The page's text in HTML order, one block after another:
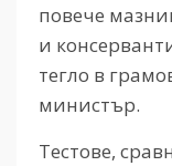
повече
и
тегло в
министър.
Тестове,